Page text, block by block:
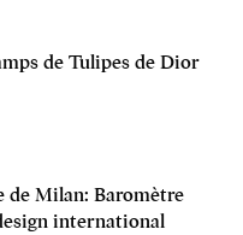
de Tulipes de Dior
de Milan: Baromètre
international